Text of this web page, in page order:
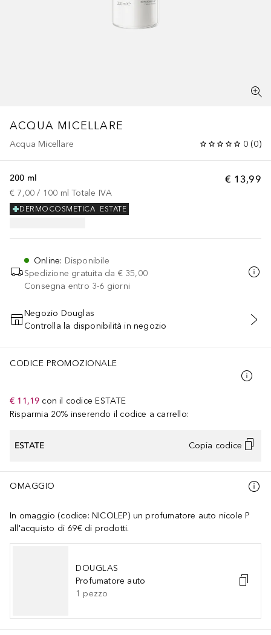
ACQUA MICELLARE
Acqua Micellare 0 (0)
€ 13,99
200 ml
€ 7,00 / 100 ml Totale IVA
ESTATE
DERMOCOSMETICA
Online: Disponibile
Spedizione gratuita da € 35,00
Consegna entro 3-6 giorni
AGGIUNGI AL CARRELLO
Negozio Douglas
Controlla la disponibilità in negozio
CODICE PROMOZIONALE
€ 11,19 con il codice ESTATE
Risparmia 20% inserendo il codice a carrello:
ESTATE Copia codice
OMAGGIO
In omaggio (codice: NICOLEP) un profumatore auto nicole P
all'acquisto di 69€ di prodotti.
DOUGLAS
Profumatore auto
1 pezzo